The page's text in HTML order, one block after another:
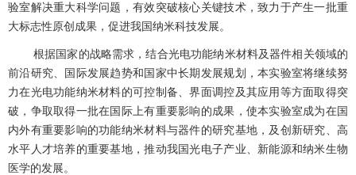
验室解决重大科学问题，有效突破核心关键技术，致力于产生一批重
大标志性原创成果，促进我国纳米科技发展。
根据国家的战略需求，结合光电功能纳米材料及器件相关领域的
前沿研究、国际发展趋势和国家中长期发展规划，本实验室将继续努
力在光电功能纳米材料的可控制备、界面调控及其应用等方面取得突
破，争取取得一批在国际上有重要影响的成果，使本实验室成为在国
内外有重要影响的功能纳米材料与器件的研究基地，及创新研究、高
水平人才培养的重要基地，推动我国光电子产业、新能源和纳米生物
医学的发展。